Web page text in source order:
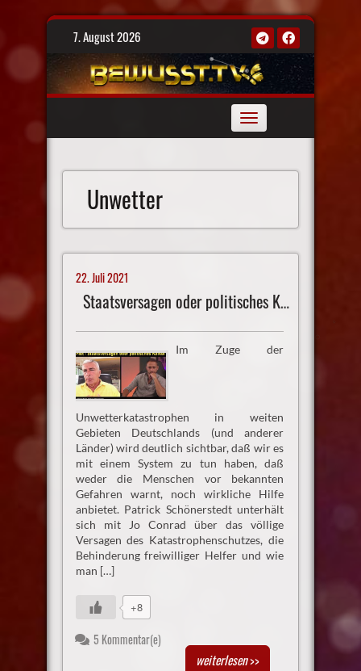
Skip
7. August 2026
Toggle
navigation
Unwetter
22. Juli 2021
Staatsversagen oder politisches Kalkül?
Im Zuge der
Unwetterkatastrophen in weiten
Gebieten Deutschlands (und anderer
Länder) wird deutlich sichtbar, daß wir es
mit einem System zu tun haben, daß
weder die Menschen vor bekannten
Gefahren warnt, noch wirkliche Hilfe
anbietet. Patrick Schönerstedt unterhält
sich mit Jo Conrad über das völlige
Versagen des Katastrophenschutzes, die
Behinderung freiwilliger Helfer und wie
man […]
+8
5 Kommentar(e)
weiterlesen>>